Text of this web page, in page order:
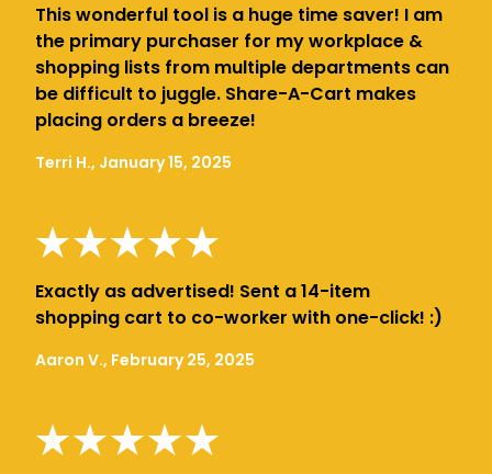
This wonderful tool is a huge time saver! I am
the primary purchaser for my workplace &
shopping lists from multiple departments can
be difficult to juggle. Share-A-Cart makes
placing orders a breeze!
Terri H., January 15, 2025
Exactly as advertised! Sent a 14-item
shopping cart to co-worker with one-click! :)
Aaron V., February 25, 2025